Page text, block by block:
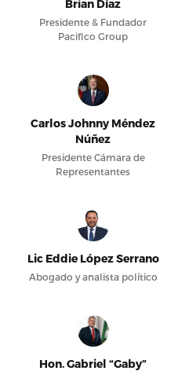
Brian Díaz
Presidente & Fundador
Pacifico Group
Carlos Johnny Méndez
Núñez
Presidente Cámara de
Representantes
Lic Eddie López Serrano
Abogado y analista político
Hon. Gabriel “Gaby”